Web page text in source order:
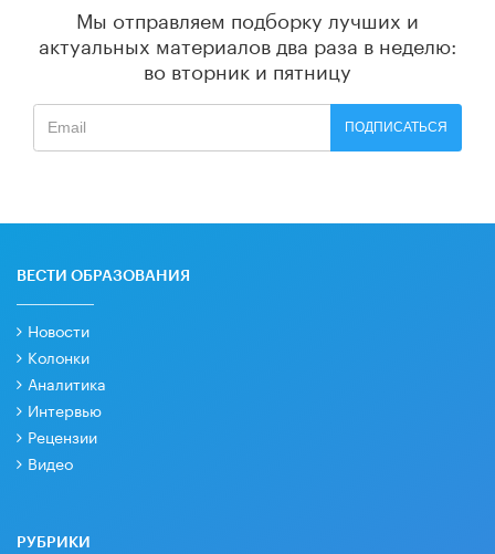
Мы отправляем подборку лучших и
актуальных материалов два раза в неделю:
во вторник и пятницу
ПОДПИСАТЬСЯ
ВЕСТИ ОБРАЗОВАНИЯ
Новости
Колонки
Аналитика
Интервью
Рецензии
Видео
РУБРИКИ